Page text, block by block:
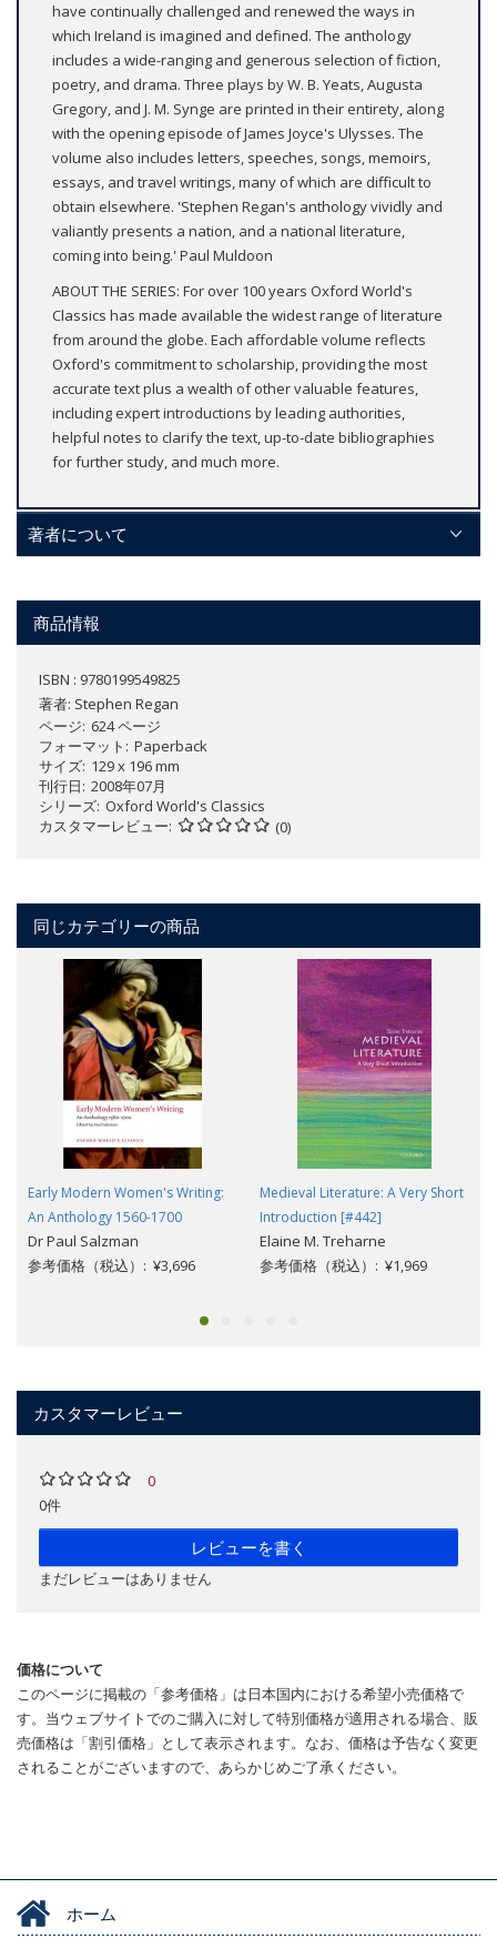
have continually challenged and renewed the ways in
which Ireland is imagined and defined. The anthology
includes a wide-ranging and generous selection of fiction,
poetry, and drama. Three plays by W. B. Yeats, Augusta
Gregory, and J. M. Synge are printed in their entirety, along
with the opening episode of James Joyce's Ulysses. The
volume also includes letters, speeches, songs, memoirs,
essays, and travel writings, many of which are difficult to
obtain elsewhere. 'Stephen Regan's anthology vividly and
valiantly presents a nation, and a national literature,
coming into being.' Paul Muldoon
ABOUT THE SERIES: For over 100 years Oxford World's
Classics has made available the widest range of literature
from around the globe. Each affordable volume reflects
Oxford's commitment to scholarship, providing the most
accurate text plus a wealth of other valuable features,
including expert introductions by leading authorities,
helpful notes to clarify the text, up-to-date bibliographies
for further study, and much more.
著者について
商品情報
ISBN : 9780199549825
著者: Stephen Regan
ページ 624 ページ
フォーマット
Paperback
サイズ 129 x 196 mm
刊行日 2008年07月
シリーズ Oxford World's Classics
カスタマーレビュー
(0)
同じカテゴリーの商品
Early Modern Women's Writing:
An Anthology 1560-1700
Dr Paul Salzman
参考価格（税込）: ¥3,696
Medieval Literature: A Very Short
Introduction [#442]
Elaine M. Treharne
参考価格（税込）: ¥1,969
カスタマーレビュー
0
0件
レビューを書く
まだレビューはありません
価格について
このページに掲載の「参考価格」は日本国内における希望小売価格で
す。当ウェブサイトでのご購入に対して特別価格が適用される場合、販
売価格は「割引価格」として表示されます。なお、価格は予告なく変更
されることがございますので、あらかじめご了承ください。
ホーム